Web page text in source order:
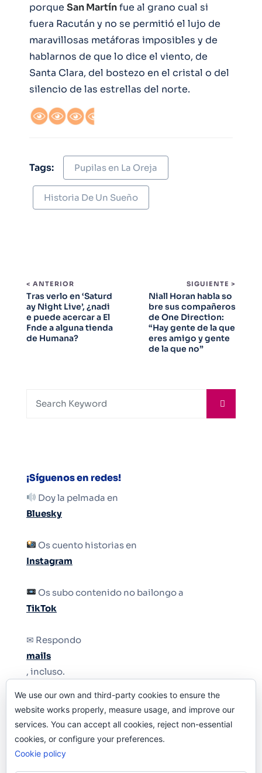
porque San Martínfue al grano cual si
fuera Racután y no se permitió el lujo de
maravillosas metáforas imposibles y de
hablarnos de que lo dice el viento, de
Santa Clara, del bostezo en el cristal o del
silencio de las estrellas del norte.
Tags: Pupilas en La Oreja
Historia De Un Sueño
< ANTERIOR
Tras verlo en ‘Saturd
ay Night Live’, ¿nadi
e puede acercar a El
Fnde a alguna tienda
de Humana?
SIGUIENTE >
Niall Horan habla so
bre sus compañeros
de One Direction:
“Hay gente de la que
eres amigo y gente
de la que no”
¡Síguenos en redes!
Doy la pelmada en
Bluesky
Os cuento historias en
Instagram
Os subo contenido no bailongo a
TikTok
✉ Respondo
mails
, incluso.
Y si una persona no puede tener teléfono, que
le quiten el teléfono.
We use our own and third-party cookies to ensure the
website works properly, measure usage, and improve our
services. You can accept all cookies, reject non-essential
cookies, or configure your preferences.
Cookie policy